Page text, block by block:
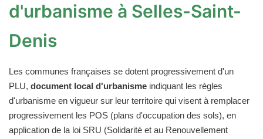
d'urbanisme à Selles-Saint-
Denis
Les communes françaises se dotent progressivement d'un
PLU, document local d'urbanisme indiquant les règles
d'urbanisme en vigueur sur leur territoire qui visent à remplacer
progressivement les POS (plans d'occupation des sols), en
application de la loi SRU (Solidarité et au Renouvellement